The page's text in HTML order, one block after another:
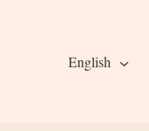
English